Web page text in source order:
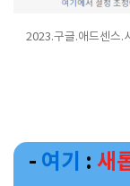
2023.구글.애드센스.
- 여기 : 새